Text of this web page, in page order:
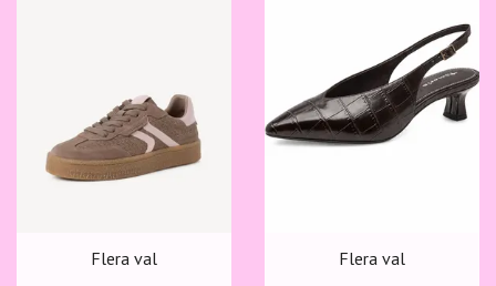
Flera val Flera val